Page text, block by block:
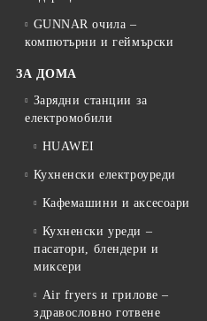
GUNNAR очила –
компютърни и геймърски
ЗА ДОМА
Зарядни станции за
електромобили
HUAWEI
Кухненски електроуреди
Кафемашини и аксесоари
Кухненски уреди –
пасатори, блендери и
миксери
Air fryers и грилове –
здравословно готвене